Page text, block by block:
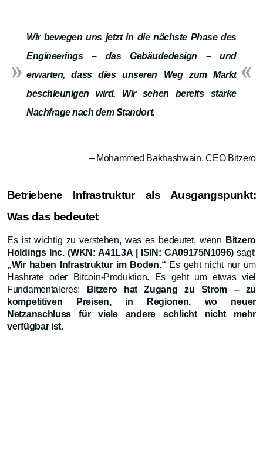
Wir bewegen uns jetzt in die nächste Phase des
Engineerings – das Gebäudedesign – und
erwarten, dass dies unseren Weg zum Markt
beschleunigen wird. Wir sehen bereits starke
Nachfrage nach dem Standort.
– Mohammed Bakhashwain, CEO Bitzero
Betriebene Infrastruktur als Ausgangspunkt:
Was das bedeutet
Es ist wichtig zu verstehen, was es bedeutet, wenn Bitzero
Holdings Inc. (WKN: A41L3A | ISIN: CA09175N1096) sagt:
„Wir haben Infrastruktur im Boden.“ Es geht nicht nur um
Hashrate oder Bitcoin-Produktion. Es geht um etwas viel
Fundamentaleres:
Bitzero hat Zugang zu Strom – zu
kompetitiven Preisen, in Regionen, wo neuer
Netzanschluss für viele andere schlicht nicht mehr
verfügbar ist.